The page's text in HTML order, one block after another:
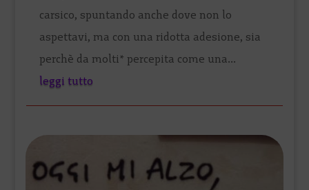
carsico, spuntando anche dove non lo
aspettavi, ma con una ridotta adesione, sia
perchè da molti* percepita come una...
leggi tutto